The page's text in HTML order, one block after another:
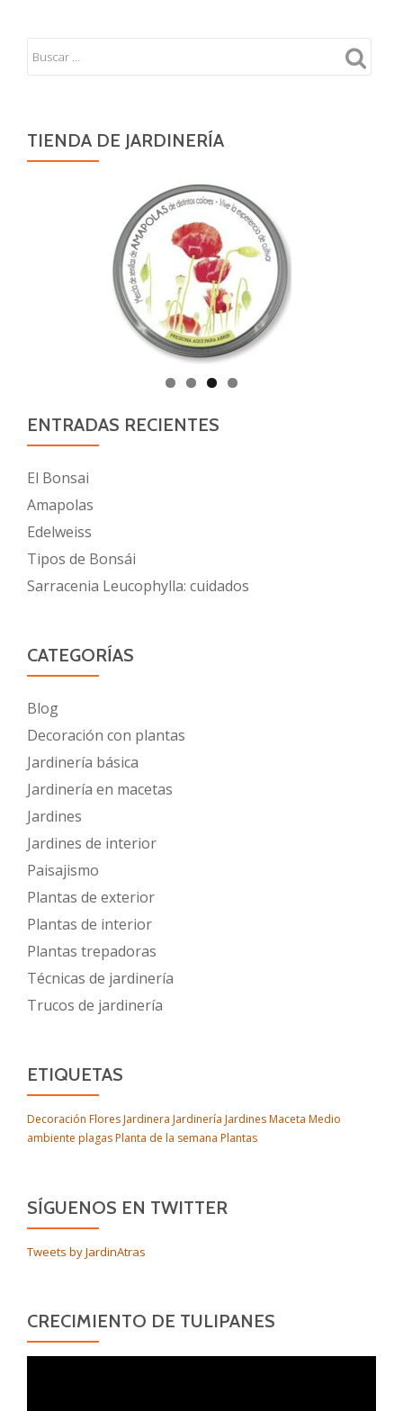
TIENDA DE JARDINERÍA
ENTRADAS RECIENTES
El Bonsai
Amapolas
Edelweiss
Tipos de Bonsái
Sarracenia Leucophylla: cuidados
CATEGORÍAS
Blog
Decoración con plantas
Jardinería básica
Jardinería en macetas
Jardines
Jardines de interior
Paisajismo
Plantas de exterior
Plantas de interior
Plantas trepadoras
Técnicas de jardinería
Trucos de jardinería
ETIQUETAS
Decoración FloresJardinera Jardinería JardinesMaceta Medio
ambiente plagasPlanta de la semana Plantas
SÍGUENOS EN TWITTER
Tweets by JardinAtras
CRECIMIENTO DE TULIPANES